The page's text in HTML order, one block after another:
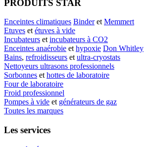
PRODUITS STAR
Enceintes climatiques Binderet Memmert
Etuves et étuves à vide
Incubateurs et incubateurs à CO2
Enceintes anaérobie et hypoxie Don Whitley
Bains, refroidisseurs et ultra-cryostats
Nettoyeurs ultrasons professionnels
Sorbonnes et hottes de laboratoire
Four de laboratoire
Froid professionnel
Pompes à vide et générateurs de gaz
Toutes les marques
Les services